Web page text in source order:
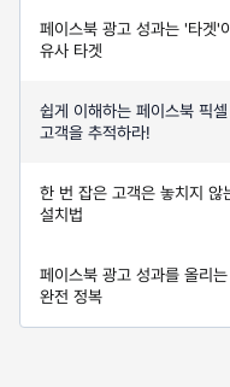
페이스북 광고 성과는 '타겟'
유사 타겟
쉽게 이해하는 페이스북 픽
고객을 추적하라!
한 번 잡은 고객은 놓치지 않
설치법
페이스북 광고 성과를 올리
완전 정복